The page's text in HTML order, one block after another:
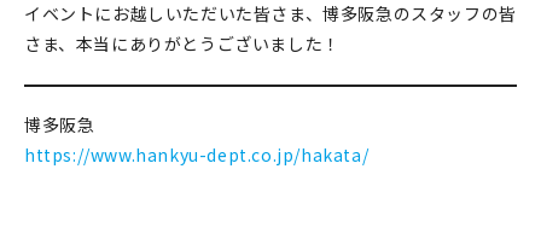
イベントにお越しいただいた皆さま、博多阪急のスタッフの皆
さま、本当にありがとうございました！
博多阪急
https://www.hankyu-dept.co.jp/hakata/